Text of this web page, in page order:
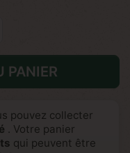
PANIER
pouvez collecter
. Votre panier
qui peuvent être